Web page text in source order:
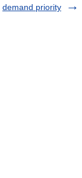
demand priority